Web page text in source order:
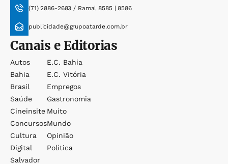
(71) 2886-2683 / Ramal 8585 | 8586
publicidade@grupoatarde.com.br
Canais e Editorias
Autos
Bahia
Brasil
Saúde
Cineinsite
Concursos
Cultura
Digital
Salvador
E.c. Bahia
E.c. Vitória
Empregos
Gastronomia
Muito
Mundo
Opinião
Política